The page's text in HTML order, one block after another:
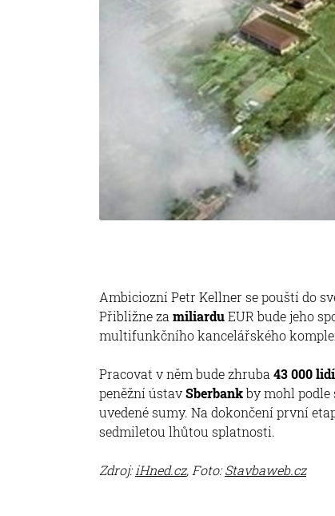
Ambiciozní Petr Kellner se pouští do
Přibližne za miliarduEUR bude jeho
multifunkčního kancelářského
Pracovat v něm bude zhruba 43 000 lidí
peněžní ústavSberbankby mohl podle
uvedené sumy. Na dokončení první
sedmiletou lhůtou splatnosti.
Zdroj: iHned.cz, Foto:Stavbaweb.cz